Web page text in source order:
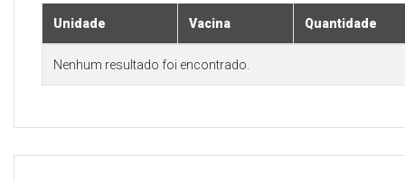
Unidade Vacina Quantidade
Nenhum resultado foi encontrado.